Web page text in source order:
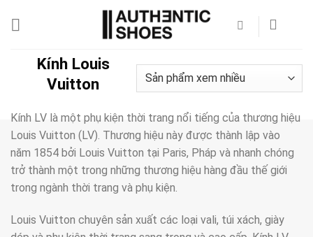
Kính Louis
Vuitton
Kính LV là một phụ kiện thời trang nổi tiếng của thương hiệu
Louis Vuitton (LV). Thương hiệu này được thành lập vào
năm 1854 bởi Louis Vuitton tại Paris, Pháp và nhanh chóng
trở thành một trong những thương hiệu hàng đầu thế giới
trong ngành thời trang và phụ kiện.
Louis Vuitton chuyên sản xuất các loại vali, túi xách, giày